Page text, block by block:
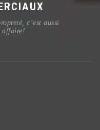
c’est aussi
affaire!